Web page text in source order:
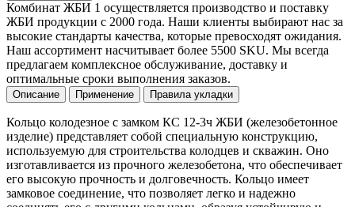
Комбинат ЖБИ 1 осуществляется производство и поставку
ЖБИ продукции с 2000 года. Наши клиенты выбирают нас за
высокие стандарты качества, которые превосходят ожидания.
Наш ассортимент насчитывает более 5500 SKU. Мы всегда
предлагаем комплексное обслуживание, доставку и
оптимальные сроки выполнения заказов.
Описание Применение Правила укладки
Кольцо колодезное с замком КС 12-3ч ЖБИ (железобетонное
изделие) представляет собой специальную конструкцию,
используемую для строительства колодцев и скважин. Оно
изготавливается из прочного железобетона, что обеспечивает
его высокую прочность и долговечность. Кольцо имеет
замковое соединение, что позволяет легко и надежно